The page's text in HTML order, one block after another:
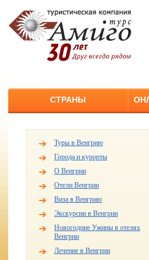
СТРАНЫ
Туры в Венгрию
Города и курорты
О Венгрии
Отели Венгрии
Виза в Венгрию
Экскурсии в Венгрии
Новогодние Ужины в отелях
Венгрии
Лечение в Венгрии